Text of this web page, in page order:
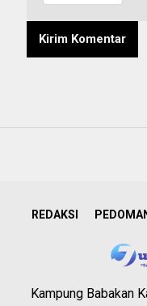
REDAKSI
Kampung Babakan